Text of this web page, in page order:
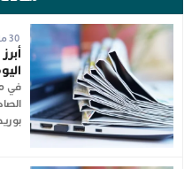
30 مارس 2026
اليوم
في